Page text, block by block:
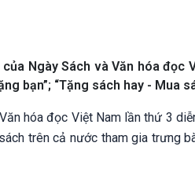
Ngày Sách và Văn hóa
bạn”; “Tặng sách hay - Mua
hóa đọc Việt Nam lần thứ 3
trên cả nước tham gia trưng